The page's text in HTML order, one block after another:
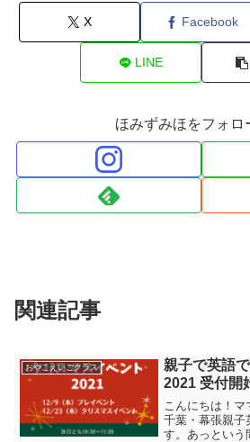
X Facebook
LINE
ほみずみほをフォロ
関連記事
おやこえいごクラス
親子で英語
2021 受付開
こんにちは！
千葉・幕張親子
す。あっという